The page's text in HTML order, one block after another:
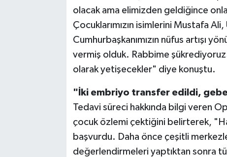
olacak ama elimizden geldiğince
Çocuklarımızın isimlerini Mustafa
Cumhurbaşkanımızın nüfus artışı
vermiş olduk. Rabbime
olarak yetişecekler" diye konuştu.
"İki embriyo transfer edildi,
Tedavi süreci hakkında bilgi veren
çocuk özlemi çektiğini belirterek,
başvurdu. Daha önce çeşitli
değerlendirmeleri yaptıktan sonra